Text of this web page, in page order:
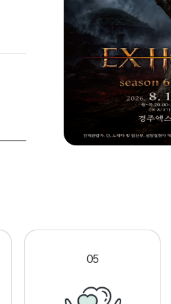
05